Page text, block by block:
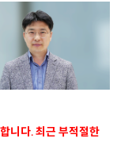
니다. 최근 부적절한